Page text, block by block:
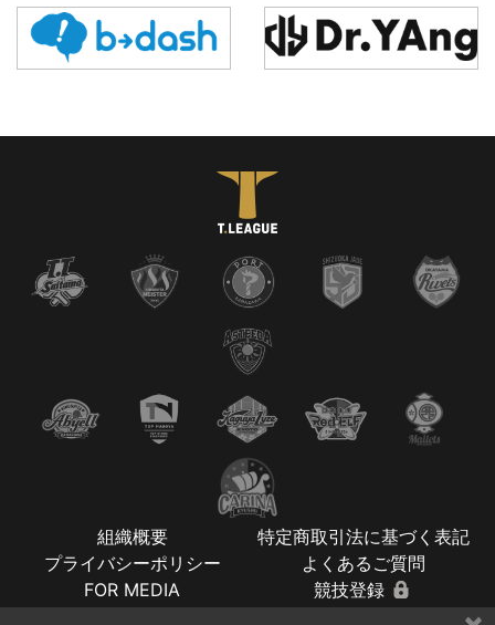
組織概要
特定商取引法に基づく表記
プライバシーポリシー
よくあるご質問
FOR MEDIA
競技登録